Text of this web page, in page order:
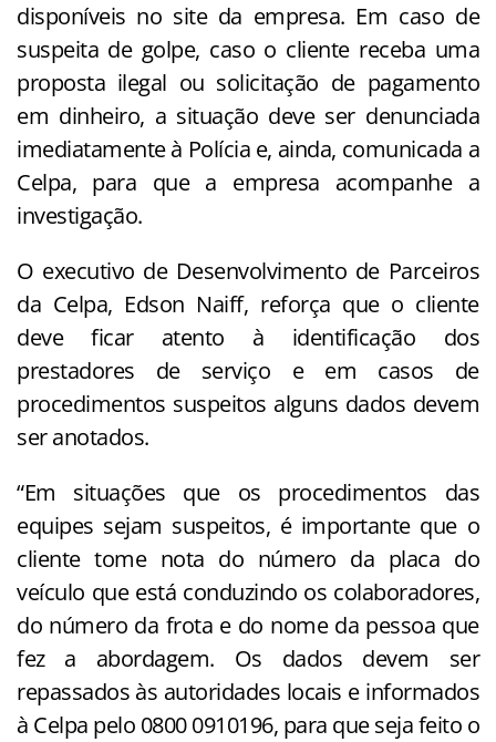
disponíveis no site da empresa. Em caso de
suspeita de golpe, caso o cliente receba uma
proposta ilegal ou solicitação de pagamento
em dinheiro, a situação deve ser denunciada
imediatamente à Polícia e, ainda, comunicada a
Celpa, para que a empresa acompanhe a
investigação.
O executivo de Desenvolvimento de Parceiros
da Celpa, Edson Naiff, reforça que o cliente
deve ficar atento à identificação dos
prestadores de serviço e em casos de
procedimentos suspeitos alguns dados devem
ser anotados.
“Em situações que os procedimentos das
equipes sejam suspeitos, é importante que o
cliente tome nota do número da placa do
veículo que está conduzindo os colaboradores,
do número da frota e do nome da pessoa que
fez a abordagem. Os dados devem ser
repassados às autoridades locais e informados
à Celpa pelo 0800 0910196, para que seja feito o